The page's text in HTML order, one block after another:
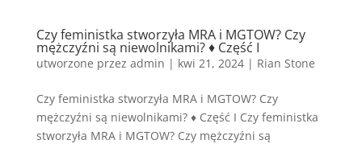
Czy feministka stworzyła MRA i MGTOW? Czy
mężczyźni są niewolnikami? ♦ Część I
utworzone przez admin | kwi 21, 2024| Rian Stone
Czy feministka stworzyła MRA i MGTOW? Czy
mężczyźni są niewolnikami? ♦ Część I Czy feministka
stworzyła MRA i MGTOW? Czy mężczyźni są